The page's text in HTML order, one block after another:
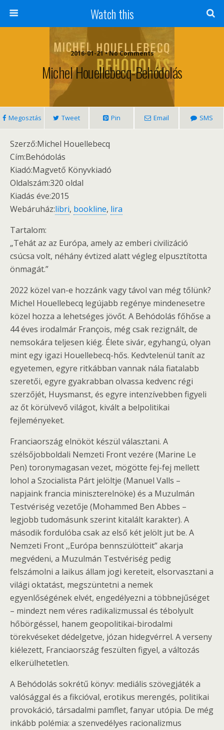
Watch this
2016-01-21 • No Comments
Michel Houellebecq-Behódolás
Megosztás Tweet Pin Email SMS
Szerző:Michel Houellebecq
Cím:Behódolás
Kiadó:Magvető Könyvkiadó
Oldalszám:320 oldal
Kiadás éve:2015
Webáruház:libri, bookline, lira
Tartalom:
„Tehát az az Európa, amely az emberi civilizáció
csúcsa volt, néhány évtized alatt végleg elpusztította
önmagát.”
2022 közel van-e hozzánk vagy távol van még tőlünk?
Michel Houellebecq legújabb regénye mindenesetre
közel hozza a lehetséges jövőt. A Behódolás főhőse a
44 éves irodalmár François, még csak rezignált, de
nemsokára teljesen kiég. Élete sivár, egyhangú, olyan
mint egy igazi Houellebecq-hős. Kedvtelenül tanít az
egyetemen, egyre ritkábban vannak nála fiatalabb
szeretői, egyre gyakrabban olvassa kedvenc régi
szerzőjét, Huysmanst, és egyre intenzívebben figyeli
az őt körülvevő világot, kivált a belpolitikai
fejleményeket.
Franciaország elnököt készül választani. A
szélsőjobboldali Nemzeti Front vezére (Marine Le
Pen) toronymagasan vezet, mögötte fej-fej mellett
lohol a Szocialista Párt jelöltje (Manuel Valls –
napjaink francia miniszterelnöke) és a Muzulmán
Testvériség vezetője (Mohammed Ben Abbes –
legjobb tudomásunk szerint kitalált karakter). A
második fordulóba csak az első két jelölt jut be. A
Nemzeti Front ,,Európa bennszülötteit” akarja
megvédeni, a Muzulmán Testvériség pedig
felszámolni a laikus állam jogi kereteit, elsorvasztani a
világi oktatást, megszüntetni a nemek
egyenlőségének elvét, engedélyezni a többnejűséget
– mindezt nem véres radikalizmussal és tébolyult
hőbörgéssel, hanem geopolitikai-birodalmi
törekvéseket dédelgetve, józan hidegvérrel. A verseny
kiélezett, Franciaország feszülten figyel, a változás
elkerülhetetlen.
A Behódolás sokrétű könyv: mediális szövegjáték a
valósággal és a fikcióval, erotikus merengés, politikai
provokáció, társadalmi pamflet, fanyar utópia. De még
inkább polémia: a szenvedélyes racionalizmus